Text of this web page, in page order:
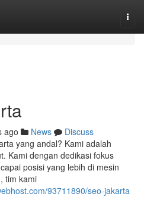
ago News
Discuss
yang andal? Kami adalah
Kami dengan dedikasi fokus
posisi yang lebih di mesin
tim kami
93711890/seo-jakarta